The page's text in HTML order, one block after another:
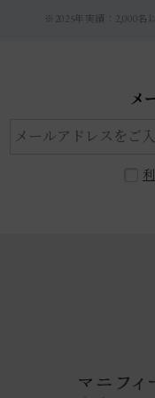
※2025年実績：2,000名
メ